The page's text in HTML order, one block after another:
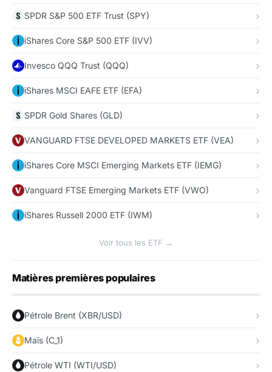
SPDR S&P 500 ETF Trust (SPY)
iShares Core S&P 500 ETF (IVV)
Invesco QQQ Trust (QQQ)
iShares MSCI EAFE ETF (EFA)
SPDR Gold Shares (GLD)
VANGUARD FTSE DEVELOPED MARKETS ETF (VEA)
iShares Core MSCI Emerging Markets ETF (IEMG)
Vanguard FTSE Emerging Markets ETF (VWO)
iShares Russell 2000 ETF (IWM)
Voir tous les ETF →
Matières premières populaires
Pétrole Brent (XBR/USD)
Maïs (C_1)
Pétrole WTI (WTI/USD)